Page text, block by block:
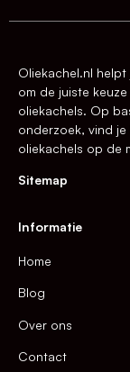
Oliekachel.nl
om de juiste
oliekachels. Op
onderzoek, vind
oliekachels op de
Sitemap
Informatie
Home
Blog
Over ons
Contact